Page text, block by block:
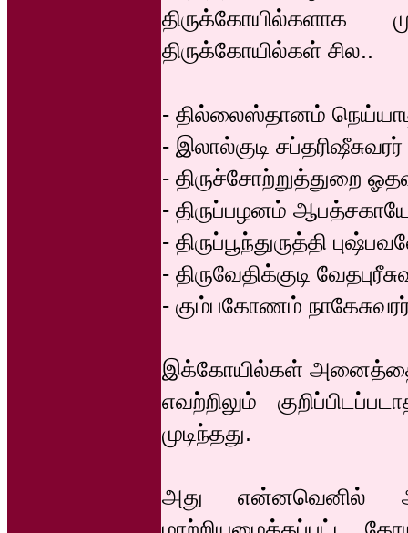
திருக்கோயில்களாக
திருக்கோயில்கள் சில..
- தில்லைஸ்தானம்
- இலால்குடி
- திருச்சோற்றுத்துறை
- திருப்பழனம்
- திருப்பூந்துருத்தி
- திருவேதிக்குடி
- கும்பகோணம்
இக்கோயில்கள்
எவற்றிலும்
முடிந்தது.
அது என்னவெனில்